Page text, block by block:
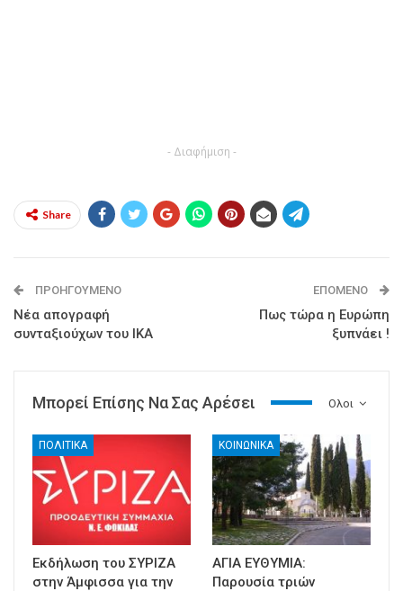
- Διαφήμιση -
Share
ΠΡΟΗΓΟΎΜΕΝΟ
Νέα απογραφή
συνταξιούχων του ΙΚΑ
ΕΠΌΜΕΝΟ
Πως τώρα η Ευρώπη
ξυπνάει !
Ολοι
Μπορεί Επίσης Να Σας Αρέσει
ΠΟΛΙΤΙΚΑ
Εκδήλωση του ΣΥΡΙΖΑ
στην Άμφισσα για την
ΚΟΙΝΩΝΙΚΑ
ΑΓΙΑ ΕΥΘΥΜΙΑ:
Παρουσία τριών